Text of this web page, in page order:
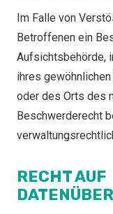
Im Falle von
Betroffenen ein
Aufsichtsbehörde,
ihres
oder des Orts des
Beschwerderecht
RECHT AUF